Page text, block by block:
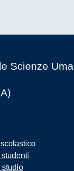
Scienze
studio